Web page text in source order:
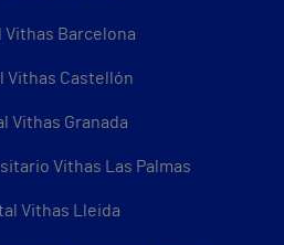
Vithas Barcelona
Vithas Castellón
Vithas Granada
Vithas Las Palmas
Vithas Lleida